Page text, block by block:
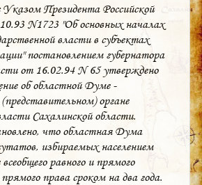
Президента Российской
N1723 "Об основных началах
власти в субъектах
постановлением губернатора
от 16.02.94 N 65 утверждено
об областной Думе -
органе
Сахалинской области.
что областная Дума
избираемых населением
равного и прямого
права сроком на два года.